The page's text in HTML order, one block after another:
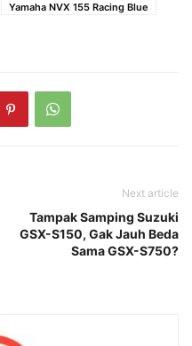
Yamaha NVX 155 Racing Blue
Next article
Tampak Samping Suzuki
GSX-S150, Gak Jauh Beda
Sama GSX-S750?